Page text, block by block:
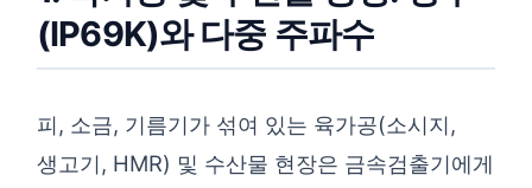
(IP69K)와 다중 주파수
피, 소금, 기름기가 섞여 있는 육가공(소시지,
생고기, HMR) 및 수산물 현장은 금속검출기에게